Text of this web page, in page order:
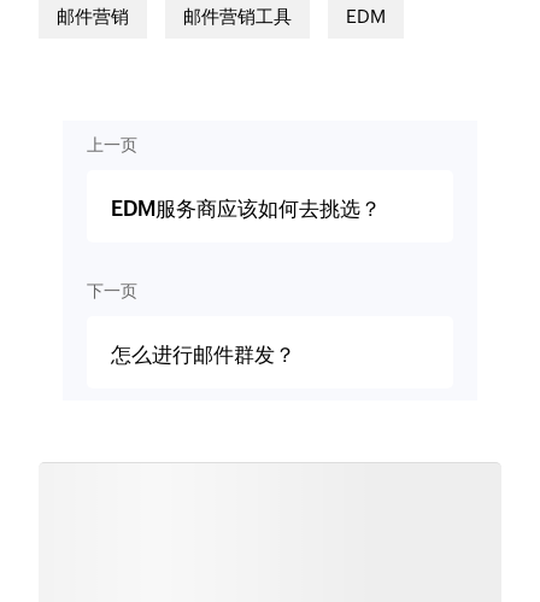
邮件营销 邮件营销工具 EDM
上一页
EDM服务商应该如何去挑选？
下一页
怎么进行邮件群发？